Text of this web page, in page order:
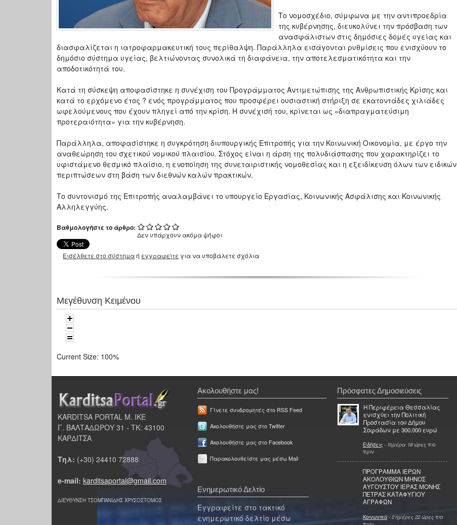
Το νομοσχέδιο, σύμφωνα με την αντιπροεδρία
της κυβέρνησης, διευκολύνει την πρόσβαση των
ανασφάλιστων στις δημόσιες δομές υγείας και
διασφαλίζεται η ιατροφαρμακευτική τους περίθαλψη. Παράλληλα εισάγονται ρυθμίσεις που ενισχύουν το
δημόσιο σύστημα υγείας, βελτιώνοντας συνολικά τη διαφάνεια, την αποτελεσματικότητα και την
αποδοτικότητά του.
Κατά τη σύσκεψη αποφασίστηκε η συνέχιση του Προγράμματος Αντιμετώπισης της Ανθρωπιστικής Κρίσης και
κατά το ερχόμενο έτος ? ενός προγράμματος που προσφέρει ουσιαστική στήριξη σε εκατοντάδες χιλιάδες
ωφελούμενους που έχουν πληγεί από την κρίση. Η συνέχισή του, κρίνεται ως «διαπραγματεύσιμη
προτεραιότητα» για την κυβέρνηση.
Παράλληλα, αποφασίστηκε η συγκρότηση διυπουργικής Επιτροπής για την Κοινωνική Οικονομία, με έργο την
αναθεώρηση του σχετικού νομικού πλαισίου. Στόχος είναι η άρση της πολυδιάσπασης που χαρακτηρίζει το
υφιστάμενο θεσμικό πλαίσιο, η ενοποίηση της συνεταιριστικής νομοθεσίας και η εξειδίκευση όλων των ειδικών
περιπτώσεων στη βάση των διεθνών καλών πρακτικών.
Το συντονισμό της Επιτροπής αναλαμβάνει το υπουργείο Εργασίας, Κοινωνικής Ασφάλισης και Κοινωνικής
Αλληλεγγύης.
Βαθμολογήστε το άρθρο:
Δεν υπάρχουν ακόμα ψήφοι
Εισέλθετε στο σύστημαή εγγραφείτε για να υποβάλετε σχόλια
Μεγέθυνση Κειμένου
Current Size: 100%
KARDITSA PORTAL Μ. ΙΚΕ
Γ. ΒΑΛΤΑΔΩΡΟΥ 31 - ΤΚ: 43100
ΚΑΡΔΙΤΣΑ
Τηλ: (+30) 24410 72888
e-mail: karditsaportal@gmail.com
ΔΙΕΥΘΥΝΣΗ ΤΣΟΜΠΑΝΙΔΗΣ ΧΡΥΣΟΣΤΟΜΟΣ
Ακολουθήστε μας!
Γίνετε συνδρομητές στο RSS Feed
Ακολουθήστε μας στο Twitter
Ακολουθήστε μας στο Facebook
Παρακολουθείστε μας μέσω Mail
Ενημερωτικό Δελτίο
Εγγραφείτε στο τακτικό
ενημερωτικό δελτίο μέσω
Πρόσφατες Δημοσιεύσεις
Η Περιφέρεια Θεσσαλίας
ενισχύει την Πολιτική
Προστασία του Δήμου
Σοφάδων με 300.000 ευρώ
Ειδήσεις - 1ημέρα 18 ώρες πιο
πριν
ΠΡΟΓΡΑΜΜΑ ΙΕΡΩΝ
ΑΚΟΛΟΥΘΙΩΝ ΜΗΝΟΣ
ΑΥΓΟΥΣΤΟΥ ΙΕΡΑΣ ΜΟΝΗΣ
ΠΕΤΡΑΣ ΚΑΤΑΦΥΓΙΟΥ
ΑΓΡΑΦΩΝ
Κοινωνικά - 2 ημέρες 22 ώρες πιο